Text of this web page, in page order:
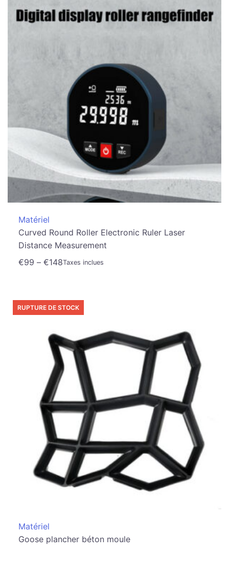
Matériel
Curved Round Roller Electronic Ruler Laser
Distance Measurement
€99 – €148Taxes inclues
RUPTURE DE STOCK
Matériel
Goose plancher béton moule